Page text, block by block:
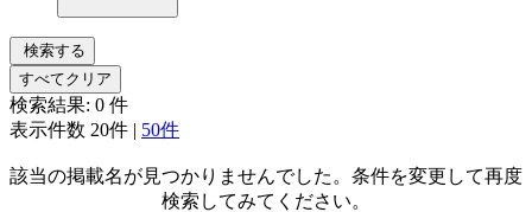
検索する
すべてクリア
検索結果: 0 件
表示件数 20件 | 50件
該当の掲載名が見つかりませんでした。条件を変更して再度
検索してみてください。